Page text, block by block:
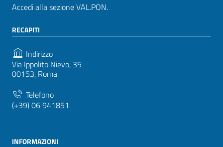
Accedi alla sezione VAL.PON.
RECAPITI
Indirizzo
Via Ippolito Nievo, 35
00153, Roma
Telefono
(+39) 06 941851
INFORMAZIONI